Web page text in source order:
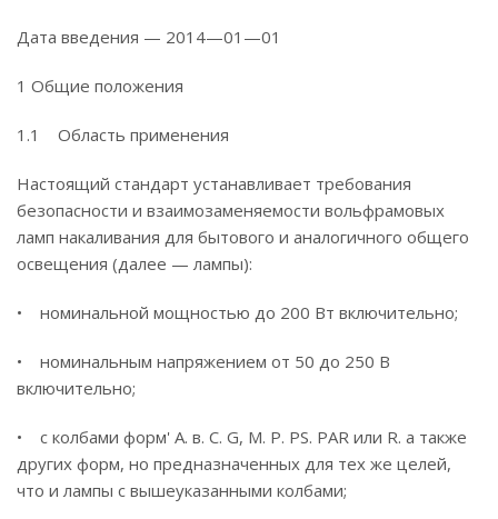
Дата введения — 2014—01—01
1 Общие положения
1.1 Область применения
Настоящий стандарт устанавливает требования
безопасности и взаимозаменяемости вольфрамовых
ламп накаливания для бытового и аналогичного общего
освещения (далее — лампы):
• номинальной мощностью до 200 Вт включительно;
• номинальным напряжением от 50 до 250 В
включительно;
• с колбами форм' А. в. С. G, М. Р. PS. PAR или R. а также
других форм, но предназначенных для тех же целей,
что и лампы с вышеуказанными колбами;